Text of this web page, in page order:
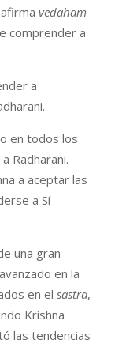
vedaham
comprender a
a
en todos los
Radharani.
a aceptar las
a Sí
una gran
en la
en el sastra,
Krishna
las tendencias